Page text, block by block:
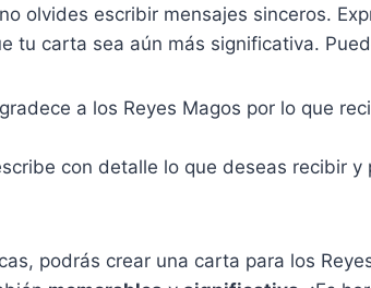
olvides escribir mensajes sinceros.
tu carta sea aún más significativa.
a los Reyes Magos por lo que
con detalle lo que deseas recibir y
podrás crear una carta para los